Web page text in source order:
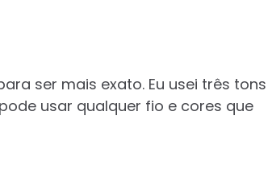
ser mais exato. Eu usei três tons
usar qualquer fio e cores que